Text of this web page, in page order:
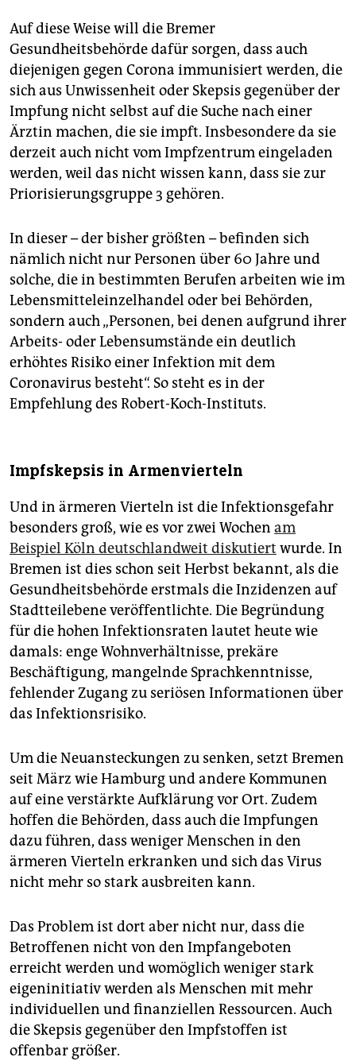
Auf diese Weise will die Bremer
Gesundheitsbehörde dafür sorgen, dass auch
diejenigen gegen Corona immunisiert werden, die
sich aus Unwissenheit oder Skepsis gegenüber der
Impfung nicht selbst auf die Suche nach einer
Ärztin machen, die sie impft. Insbesondere da sie
derzeit auch nicht vom Impfzentrum eingeladen
werden, weil das nicht wissen kann, dass sie zur
Priorisierungsgruppe 3 gehören.
In dieser – der bisher größten – befinden sich
nämlich nicht nur Personen über 60 Jahre und
solche, die in bestimmten Berufen arbeiten wie im
Lebensmitteleinzelhandel oder bei Behörden,
sondern auch „Personen, bei denen aufgrund ihrer
Arbeits- oder Lebensumstände ein deutlich
erhöhtes Risiko einer Infektion mit dem
Coronavirus besteht“. So steht es in der
Empfehlung des Robert-Koch-Instituts.
Impfskepsis in Armenvierteln
Und in ärmeren Vierteln ist die Infektionsgefahr
besonders groß, wie es vor zwei Wochen am
Beispiel Köln deutschlandweit diskutiert wurde. In
Bremen ist dies schon seit Herbst bekannt, als die
Gesundheitsbehörde erstmals die Inzidenzen auf
Stadtteilebene veröffentlichte. Die Begründung
für die hohen Infektionsraten lautet heute wie
damals: enge Wohnverhältnisse, prekäre
Beschäftigung, mangelnde Sprachkenntnisse,
fehlender Zugang zu seriösen Informationen über
das Infektionsrisiko.
Um die Neuansteckungen zu senken, setzt Bremen
seit März wie Hamburg und andere Kommunen
auf eine verstärkte Aufklärung vor Ort. Zudem
hoffen die Behörden, dass auch die Impfungen
dazu führen, dass weniger Menschen in den
ärmeren Vierteln erkranken und sich das Virus
nicht mehr so stark ausbreiten kann.
Das Problem ist dort aber nicht nur, dass die
Betroffenen nicht von den Impfangeboten
erreicht werden und womöglich weniger stark
eigeninitiativ werden als Menschen mit mehr
individuellen und finanziellen Ressourcen. Auch
die Skepsis gegenüber den Impfstoffen ist
offenbar größer.